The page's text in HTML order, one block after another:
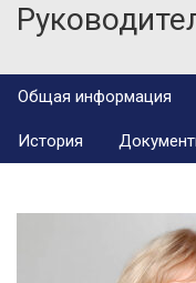
Общая информация
История